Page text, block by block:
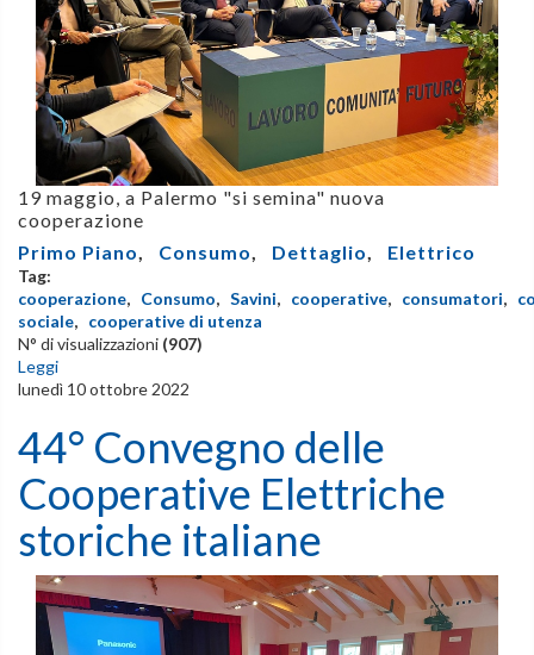
19 maggio, a Palermo "si semina" nuova
cooperazione
Primo Piano, Consumo, Dettaglio, Elettrico
Tag:
cooperazione, Consumo, Savini, cooperative, consumatori,
sociale, cooperative di utenza
N° di visualizzazioni (907)
Leggi
lunedì 10 ottobre 2022
44° Convegno delle
Cooperative Elettriche
storiche italiane